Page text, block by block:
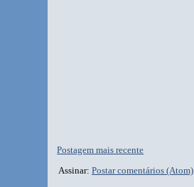
Postagem mais recente
Assinar:Postar comentários (Atom)